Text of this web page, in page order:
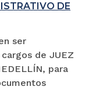
DE
ser
de JUEZ
para